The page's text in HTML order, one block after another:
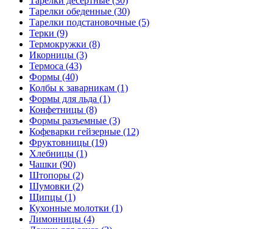
Тарелки обеденные (30)
Тарелки подстановочные (5)
Терки (9)
Термокружки (8)
Икорницы (3)
Термоса (43)
Формы (40)
Колбы к заварникам (1)
Формы для льда (1)
Конфетницы (8)
Формы разъемные (3)
Кофеварки гейзерные (12)
Фруктовницы (19)
Хлебницы (1)
Чашки (90)
Штопоры (2)
Шумовки (2)
Щипцы (1)
Кухонные молотки (1)
Лимонницы (4)